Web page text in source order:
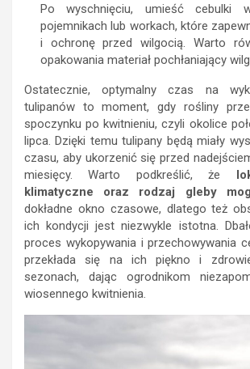
Po wyschnięciu, umieść cebulki
pojemnikach lub workach, które
i ochronę przed wilgocią. Warto
opakowania materiał pochłaniający
Ostatecznie, optymalny czas na
tulipanów to moment, gdy rośliny
spoczynku po kwitnieniu, czyli okolice
lipca. Dzięki temu tulipany będą miały
czasu, aby ukorzenić się przed
miesięcy. Warto podkreślić, że
klimatyczne oraz rodzaj gleby
dokładne okno czasowe, dlatego też
ich kondycji jest niezwykle istotna.
proces wykopywania i przechowywania
przekłada się na ich piękno i
sezonach, dając ogrodnikom
wiosennego kwitnienia.